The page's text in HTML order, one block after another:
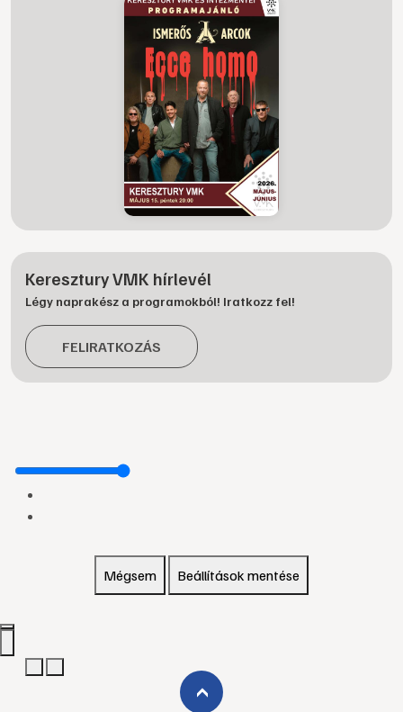
Keresztury VMK hírlevél
Légy naprakész a programokból! Iratkozz fel!
FELIRATKOZÁS
Mégsem Beállítások mentése
›